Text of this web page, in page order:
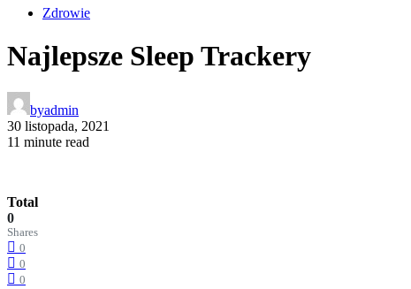
Zdrowie
Najlepsze Sleep Trackery
byadmin
30 listopada, 2021
11 minute read
Total
0
Shares
0
0
0